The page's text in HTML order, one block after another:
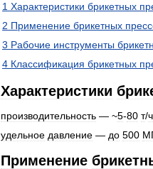
1 Характеристики брикетных
2 Применение брикетных
3 Рабочие инструменты
4 Классификация брикетных
Характеристики
производительность — ~5-80 т/ч
удельное давление — до 500
Применение